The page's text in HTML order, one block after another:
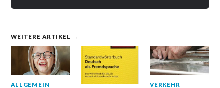
WEITERE ARTIKEL →
ALLGEMEIN VERKEHR